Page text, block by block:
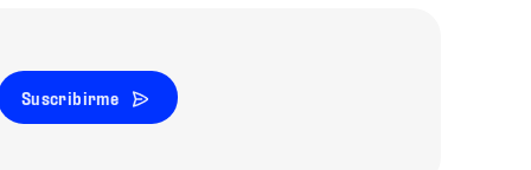
Suscribirme